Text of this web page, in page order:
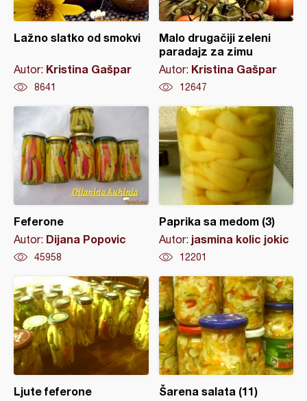
Lažno slatko od smokvi
Autor: Kristina Gašpar
8641
Malo drugačiji zeleni
paradajz za zimu
Autor: Kristina Gašpar
12647
Feferone
Autor: Dijana Popovic
45958
Paprika sa medom (3)
Autor: jasmina kolic jokic
12201
Ljute feferone Šarena salata (11)